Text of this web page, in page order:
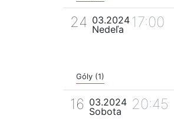
24 03.2024
Nedeľa
17:00
Góly (1)
16 03.2024
Sobota
20:45